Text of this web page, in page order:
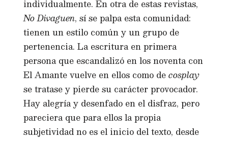
individualmente. En otra de estas revistas,
No Divaguen, sí se palpa esta comunidad:
tienen un estilo común y un grupo de
pertenencia. La escritura en primera
persona que escandalizó en los noventa con
El Amante vuelve en ellos como decosplay
se tratase y pierde su carácter provocador.
Hay alegría y desenfado en el disfraz, pero
pareciera que para ellos la propia
subjetividad no es el inicio del texto, desde